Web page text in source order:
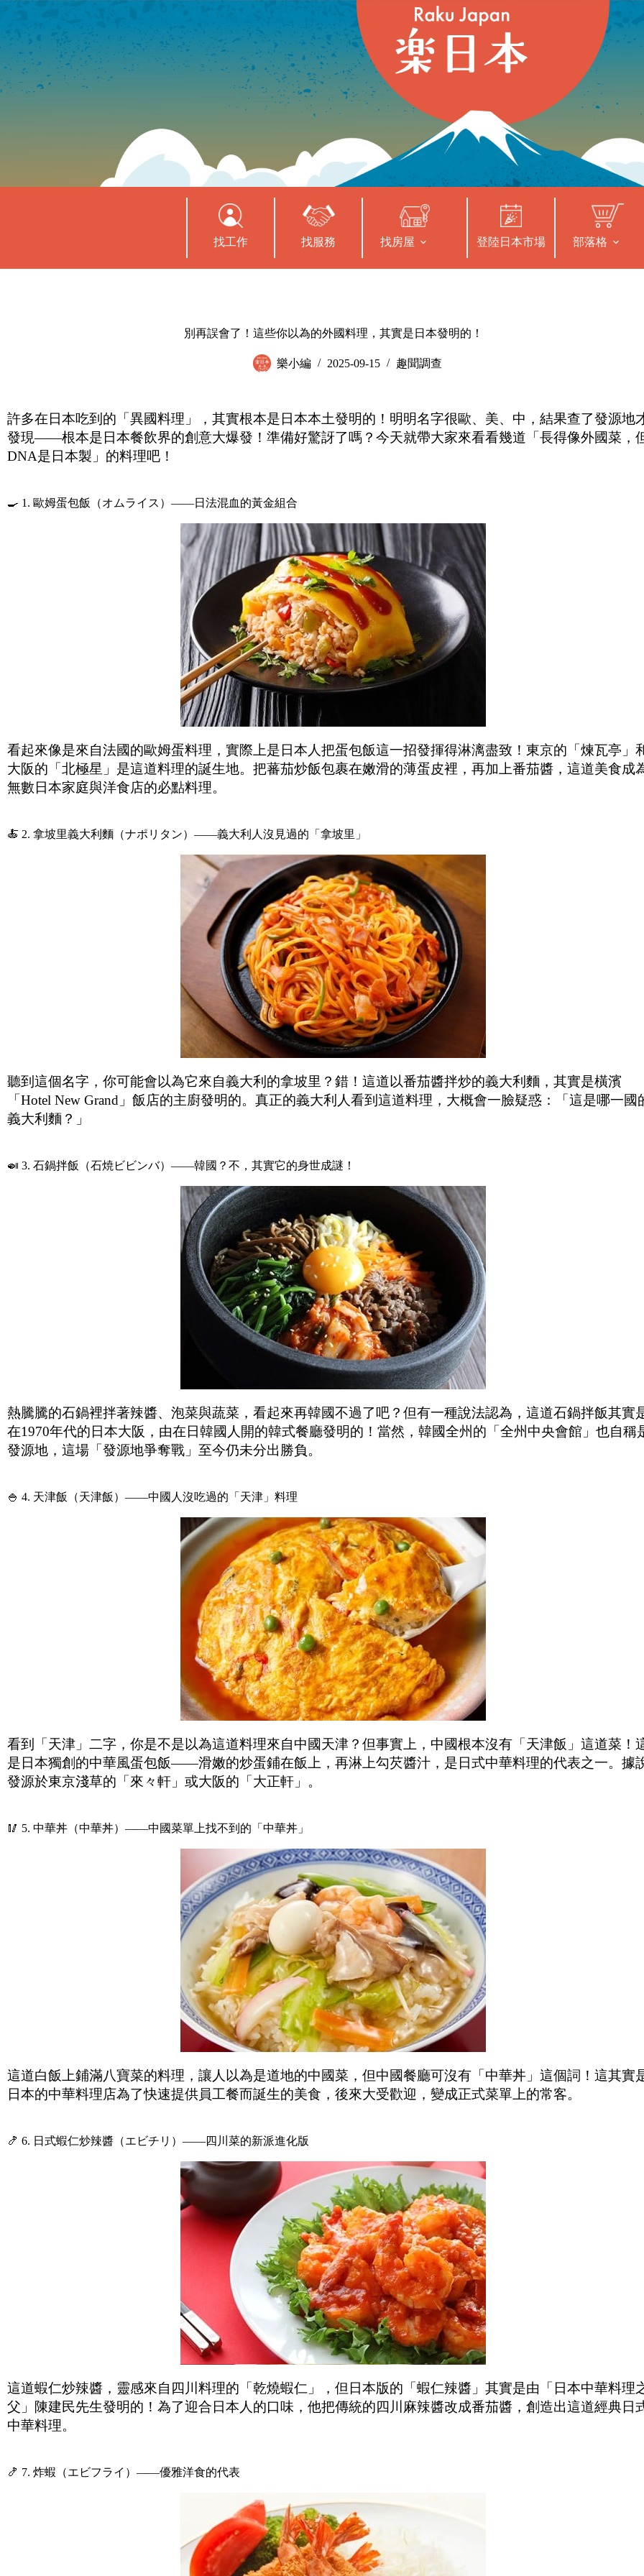
找工作 找服務 找房屋 登陸日本市場 部落格
別再誤會了！這些你以為的外國料理，其實是日本發明的！
樂小編 2025-09-15 趣聞調查
許多在日本吃到的「異國料理」，其實根本是日本本土發明的！明明名字很歐、美、中，結果查了發源地
發現——根本是日本餐飲界的創意大爆發！準備好驚訝了嗎？今天就帶大家來看看幾道「長得像外國菜，
DNA是日本製」的料理吧！
🍳 1. 歐姆蛋包飯（オムライス）——日法混血的黃金組合
看起來像是來自法國的歐姆蛋料理，實際上是日本人把蛋包飯這一招發揮得淋漓盡致！東京的「煉瓦亭」
大阪的「北極星」是這道料理的誕生地。把蕃茄炒飯包裹在嫩滑的薄蛋皮裡，再加上番茄醬，這道美食成
無數日本家庭與洋食店的必點料理。
🍝 2. 拿坡里義大利麵（ナポリタン）——義大利人沒見過的「拿坡里」
聽到這個名字，你可能會以為它來自義大利的拿坡里？錯！這道以番茄醬拌炒的義大利麵，其實是橫濱
「Hotel New Grand」飯店的主廚發明的。真正的義大利人看到這道料理，大概會一臉疑惑：「這是哪一國
義大利麵？」
🍛 3. 石鍋拌飯（石焼ビビンバ）——韓國？不，其實它的身世成謎！
熱騰騰的石鍋裡拌著辣醬、泡菜與蔬菜，看起來再韓國不過了吧？但有一種說法認為，這道石鍋拌飯其實
在1970年代的日本大阪，由在日韓國人開的韓式餐廳發明的！當然，韓國全州的「全州中央會館」也自稱
發源地，這場「發源地爭奪戰」至今仍未分出勝負。
🍚 4. 天津飯（天津飯）——中國人沒吃過的「天津」料理
看到「天津」二字，你是不是以為這道料理來自中國天津？但事實上，中國根本沒有「天津飯」這道菜！
是日本獨創的中華風蛋包飯——滑嫩的炒蛋鋪在飯上，再淋上勾芡醬汁，是日式中華料理的代表之一。據
發源於東京淺草的「來々軒」或大阪的「大正軒」。
🥢 5. 中華丼（中華丼）——中國菜單上找不到的「中華丼」
這道白飯上鋪滿八寶菜的料理，讓人以為是道地的中國菜，但中國餐廳可沒有「中華丼」這個詞！這其實
日本的中華料理店為了快速提供員工餐而誕生的美食，後來大受歡迎，變成正式菜單上的常客。
🍤 6. 日式蝦仁炒辣醬（エビチリ）——四川菜的新派進化版
這道蝦仁炒辣醬，靈感來自四川料理的「乾燒蝦仁」，但日本版的「蝦仁辣醬」其實是由「日本中華料理
父」陳建民先生發明的！為了迎合日本人的口味，他把傳統的四川麻辣醬改成番茄醬，創造出這道經典日
中華料理。
🍤 7. 炸蝦（エビフライ）——優雅洋食的代表